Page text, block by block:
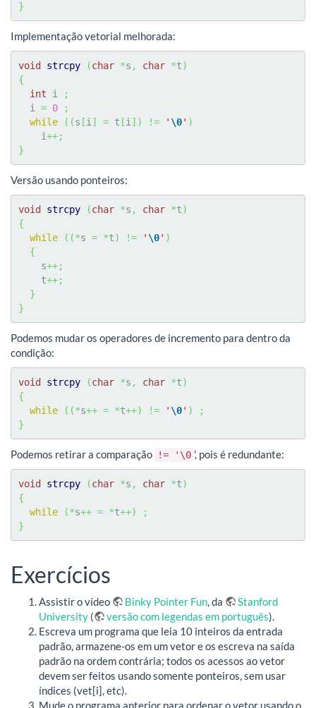
}
Implementação vetorial melhorada:
void strcpy (char *s , char *t)
{
int i
;
  i
= 0
;
while
( (s [i] = t [i] ) != ' \0' )
    i
++;
}
Versão usando ponteiros:
void strcpy (char *s , char *t)
{
while
( (*s = *t) != ' \0' )
{
    s
++;
    t
++;
}
}
Podemos mudar os operadores de incremento para dentro da
condição:
void strcpy (char *s , char *t)
{
while
( (*s++ = *t++) != ' \0' )
;
}
Podemos retirar a comparação != '\0 ', pois é redundante:
void strcpy (char *s , char *t)
{
while
(*s++ = *t++)
;
}
Exercícios
Assistir o vídeo Binky Pointer Fun, da
Stanford
University ( versão com legendas em português).
Escreva um programa que leia 10 inteiros da entrada
padrão, armazene-os em um vetor e os escreva na saída
padrão na ordem contrária; todos os acessos ao vetor
devem ser feitos usando somente ponteiros, sem usar
índices (vet[i], etc).
Mude o programa anterior para ordenar o vetor usando o